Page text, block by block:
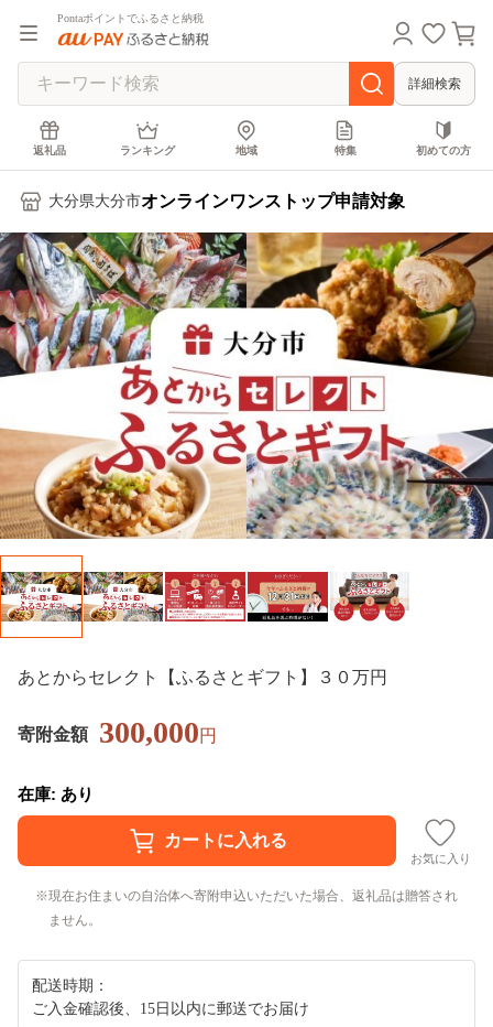
Pontaポイントでふるさと納税
詳細検索
返礼品 ランキング 地域 特集 初めての方
大分県大分市オンラインワンストップ申請対象
あとからセレクト【ふるさとギフト】３０万円
寄附金額 300,000円
在庫: あり
お気に入り
現在お住まいの自治体へ寄附申込いただいた場合、返礼品は贈答され
ません。
配送時期：
ご入金確認後、15日以内に郵送でお届け